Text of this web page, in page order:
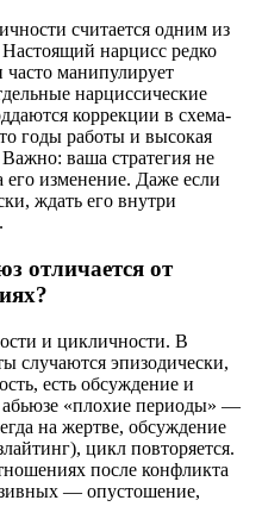
считается одним из
нарцисс редко
часто манипулирует
нарциссические
коррекции в схема-
годы работы и высокая
ваша стратегия не
его изменение. Даже если
ждать его внутри
отличается от
и цикличности. В
случаются эпизодически,
есть обсуждение и
«плохие периоды» —
на жертве, обсуждение
цикл повторяется.
после конфликта
— опустошение,